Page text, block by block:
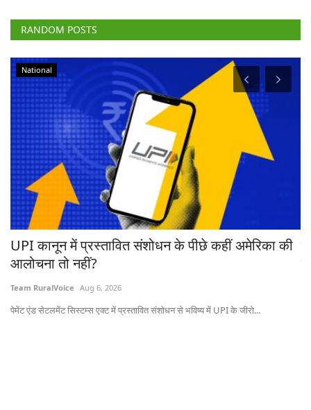
RANDOM POSTS
National
UPI कानून में प्रस्तावित संशोधन के पीछे कहीं अमेरिका की
आलोचना तो नहीं?
Team RuralVoice Aug 6, 2026
पेमेंट एंड सेटलमेंट सिस्टम्स एक्ट में प्रस्तावित संशोधन से भविष्य में UPI के जीरो...